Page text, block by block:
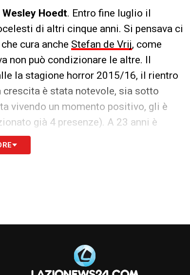
Wesley Hoedt. Entro fine luglio il
di altri cinque anni. Si pensava ci
cura anche Stefan de Vrij, come
non può condizionare le altre. Il
la stagione horror 2015/16, il rientro
è stata notevole, sia sotto
vivendo un momento positivo, gli è
già 4 presenze). A 23 anni è